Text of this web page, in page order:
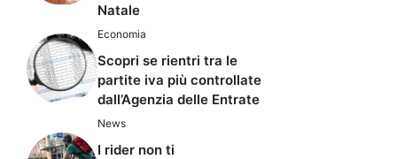
Natale
Economia
Scopri se rientri tra le
partite iva più controllate
dall’Agenzia delle Entrate
News
I rider non ti